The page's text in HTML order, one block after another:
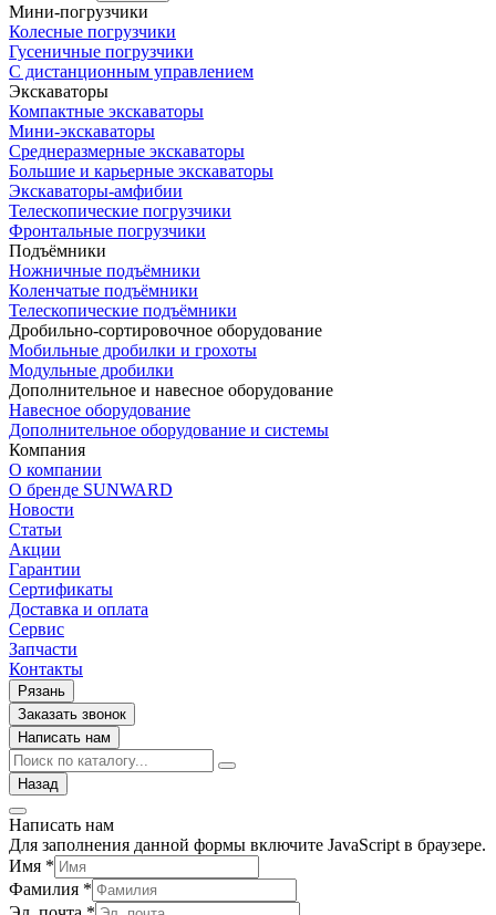
Мини-погрузчики
Колесные погрузчики
Гусеничные погрузчики
С дистанционным управлением
Экскаваторы
Компактные экскаваторы
Мини-экскаваторы
Среднеразмерные экскаваторы
Большие и карьерные экскаваторы
Экскаваторы-амфибии
Телескопические погрузчики
Фронтальные погрузчики
Подъёмники
Ножничные подъёмники
Коленчатые подъёмники
Телескопические подъёмники
Дробильно-сортировочное оборудование
Мобильные дробилки и грохоты
Модульные дробилки
Дополнительное и навесное оборудование
Навесное оборудование
Дополнительное оборудование и системы
Компания
О компании
О бренде SUNWARD
Новости
Статьи
Акции
Гарантии
Сертификаты
Доставка и оплата
Сервис
Запчасти
Контакты
Рязань
Заказать звонок
Написать нам
Назад
Написать нам
Для заполнения данной формы включите JavaScript в браузере.
Имя *
Фамилия *